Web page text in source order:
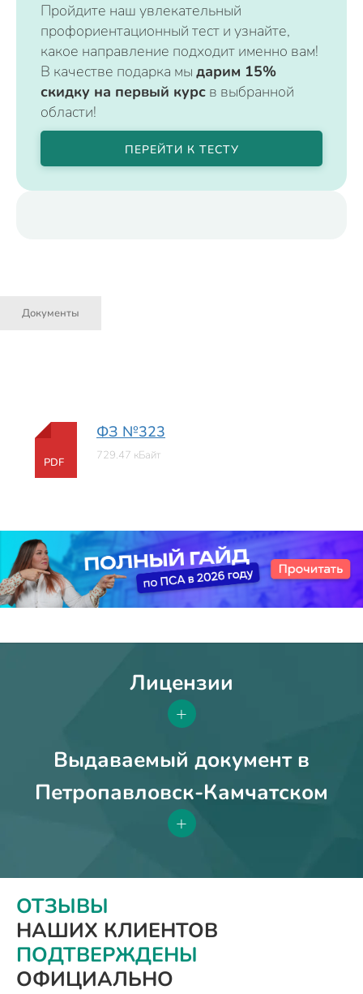
Пройдите наш увлекательный
профориентационный тест и узнайте,
какое направление подходит именно вам!
В качестве подарка мы дарим 15%
скидку на первый курс в выбранной
области!
ПЕРЕЙТИ К ТЕСТУ
Документы
PDF
ФЗ №323
729.47 кБайт
Лицензии
+
Выдаваемый документ в
Петропавловск-Камчатском
+
ОТЗЫВЫ
НАШИХ КЛИЕНТОВ
ПОДТВЕРЖДЕНЫ
ОФИЦИАЛЬНО